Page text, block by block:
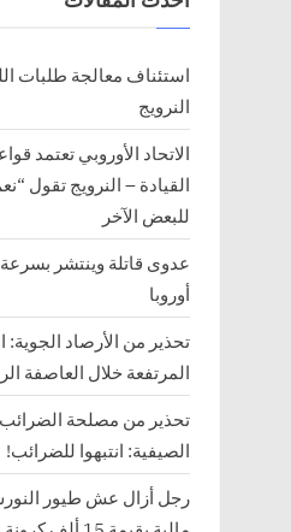
استئناف معالجة طلبات
النرويج
الاتحاد الأوروبي تعتمد
القيادة – النرويج تقول
للبعض الآخر
عدوى قاتلة وينتشر
أوروبا
تحذير من الأرصاد الجوية:
المرتفعة خلال العاصفة
تحذير من مصلحة
الصيفية: انتبهوا للضرائب!
رجل أزال عش طيور